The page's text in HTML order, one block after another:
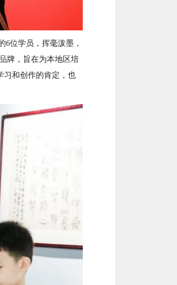
6位学员，挥毫泼墨，
牌，旨在为本地区培
习和创作的肯定，也